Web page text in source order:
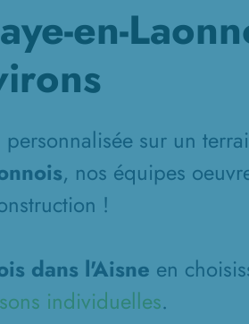
en-
sur un
, nos équipes
!
dans l'Aisne en
individuelles.